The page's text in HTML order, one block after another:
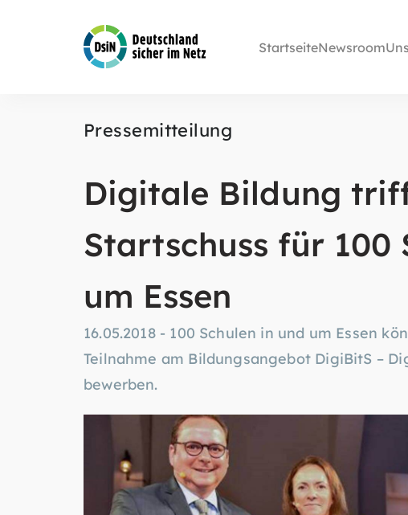
StartseiteNewsroom
Pressemitteilung
Digitale Bildung
Startschuss für 100
um Essen
16.05.2018 - 100 Schulen in und um Essen
Teilnahme am Bildungsangebot DigiBitS –
bewerben.